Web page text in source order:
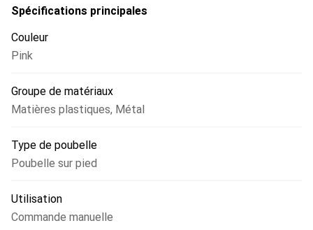
Spécifications principales
Couleur
Pink
Groupe de matériaux
Matières plastiques, Métal
Type de poubelle
Poubelle sur pied
Utilisation
Commande manuelle